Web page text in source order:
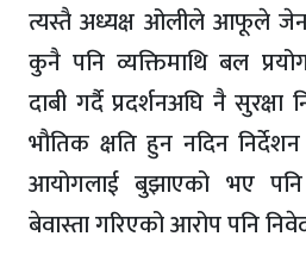
त्यस्तै अध्यक्ष ओलीले आफूले
कुनै पनि व्यक्तिमाथि बल
दाबी गर्दै प्रदर्शनअघि नै
भौतिक क्षति हुन नदिन
आयोगलाई बुझाएको भए पनि
बेवास्ता गरिएको आरोप पनि